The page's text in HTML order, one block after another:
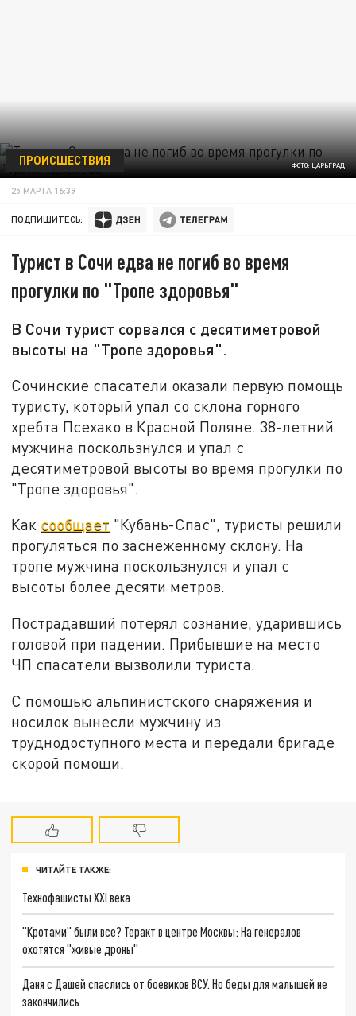
ФОТО: ЦАРЬГРАД
ПРОИСШЕСТВИЯ
25 МАРТА 16:39
ПОДПИШИТЕСЬ:
Турист в Сочи едва не погиб во время
прогулки по "Тропе здоровья"
В Сочи турист сорвался с десятиметровой
высоты на "Тропе здоровья".
Сочинские спасатели оказали первую помощь
туристу, который упал со склона горного
хребта Псехако в Красной Поляне. 38-летний
мужчина поскользнулся и упал с
десятиметровой высоты во время прогулки по
"Тропе здоровья".
Как сообщает "Кубань-Спас", туристы решили
прогуляться по заснеженному склону. На
тропе мужчина поскользнулся и упал с
высоты более десяти метров.
Пострадавший потерял сознание, ударившись
головой при падении. Прибывшие на место
ЧП спасатели вызволили туриста.
С помощью альпинистского снаряжения и
носилок вынесли мужчину из
труднодоступного места и передали бригаде
скорой помощи.
ЧИТАЙТЕ ТАКЖЕ:
Технофашисты XXI века
"Кротами" были все? Теракт в центре Москвы: На генералов
охотятся "живые дроны"
Даня с Дашей спаслись от боевиков ВСУ. Но беды для малышей не
закончились